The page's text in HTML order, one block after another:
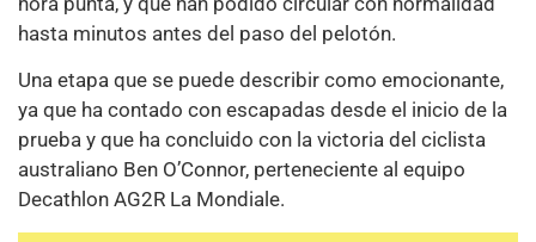
hasta minutos antes del paso del pelotón.
Una etapa que se puede describir como emocionante,
ya que ha contado con escapadas desde el inicio de la
prueba y que ha concluido con la victoria del ciclista
australiano Ben O’Connor, perteneciente al equipo
Decathlon AG2R La Mondiale.